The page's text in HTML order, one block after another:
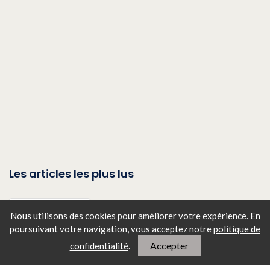
Nous utilisons des cookies pour améliorer votre expérience. En
poursuivant votre navigation, vous acceptez notrepolitique de
confidentialité. Accepter
Les articles les plus lus
amoureuses après une
séparation ou un divorce : où
aller pour se reconstruire ?